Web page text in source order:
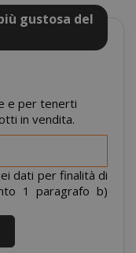
gustosa del
e per tenerti
in vendita.
dati per finalità di
1 paragrafo b)